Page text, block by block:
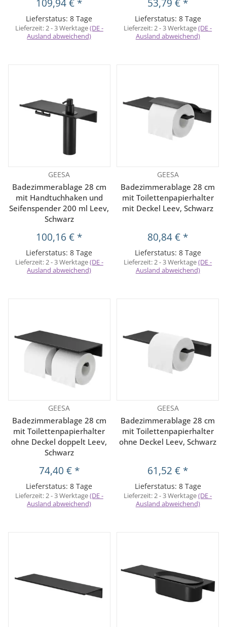
109,94 € *
Lieferstatus: 8 Tage
Lieferzeit:2 - 3 Werktage(DE -
Ausland abweichend)
53,79 € *
Lieferstatus: 8 Tage
Lieferzeit:2 - 3 Werktage(DE -
Ausland abweichend)
GEESA
Badezimmerablage 28 cm
mit Handtuchhaken und
Seifenspender 200 ml Leev,
Schwarz
100,16 € *
Lieferstatus: 8 Tage
Lieferzeit:2 - 3 Werktage(DE -
Ausland abweichend)
GEESA
Badezimmerablage 28 cm
mit Toilettenpapierhalter
mit Deckel Leev, Schwarz
80,84 € *
Lieferstatus: 8 Tage
Lieferzeit:2 - 3 Werktage(DE -
Ausland abweichend)
GEESA
Badezimmerablage 28 cm
mit Toilettenpapierhalter
ohne Deckel doppelt Leev,
Schwarz
74,40 € *
Lieferstatus: 8 Tage
Lieferzeit:2 - 3 Werktage(DE -
Ausland abweichend)
GEESA
Badezimmerablage 28 cm
mit Toilettenpapierhalter
ohne Deckel Leev, Schwarz
61,52 € *
Lieferstatus: 8 Tage
Lieferzeit:2 - 3 Werktage(DE -
Ausland abweichend)